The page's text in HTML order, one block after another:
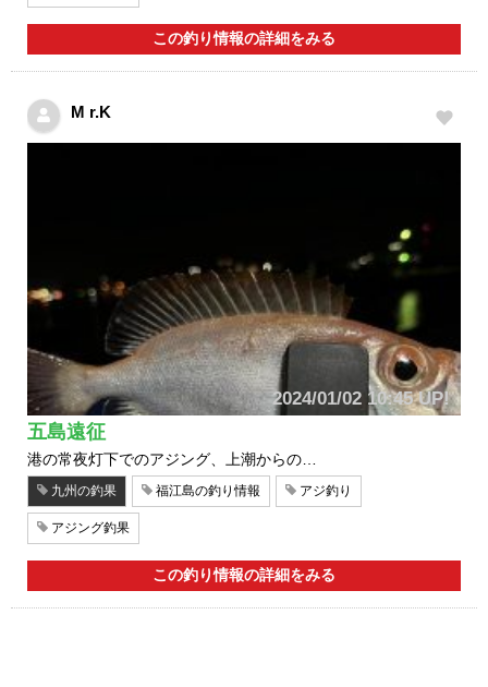
この釣り情報の詳細をみる
M r.K
2024/01/02 10:45 UP!
五島遠征
港の常夜灯下でのアジング、上潮からの…
九州の釣果 福江島の釣り情報 アジ釣り
アジング釣果
この釣り情報の詳細をみる